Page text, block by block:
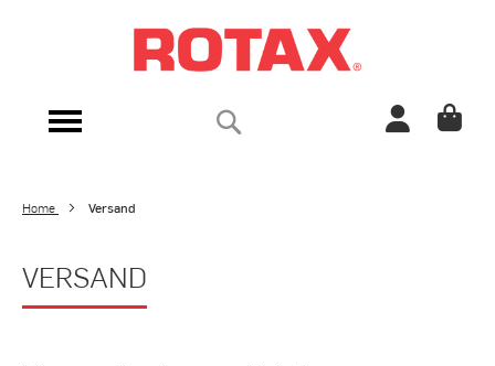
Navigation
Home Versand
VERSAND